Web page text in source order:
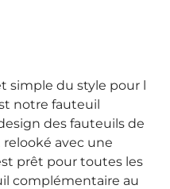
simple du style pour l
notre fauteuil
des fauteuils de
avec une
prêt pour toutes les
complémentaire au